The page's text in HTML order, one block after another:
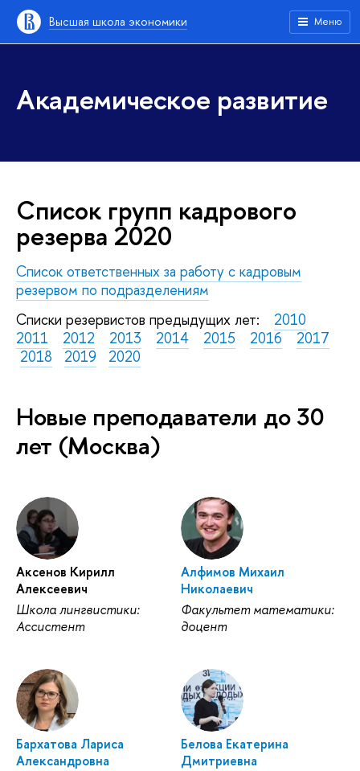
Высшая школа экономики Меню
Академическое развитие
Список групп кадрового
резерва 2020
Список ответственных за работу с кадровым
резервом по подразделениям
Списки резервистов предыдущих лет: 2010
2011
2012 2013 2014 2015 2016
2017
2018
2019 2020
Новые преподаватели до 30
лет (Москва)
Аксенов Кирилл
Алексеевич
Школа лингвистики:
Ассистент
Алфимов Михаил
Николаевич
Факультет математики:
доцент
Бархатова Лариса
Александровна
Белова Екатерина
Дмитриевна